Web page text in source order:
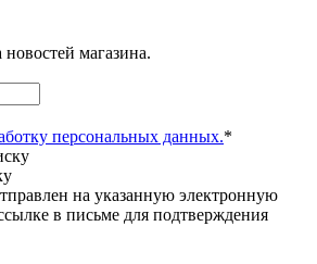
магазина.
персональных данных.*
на указанную электронную
в письме для подтверждения